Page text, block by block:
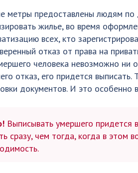
метры предоставлены людям по
жилье, во время
всех, кто
отказ от права на
человека невозможно ни
отказ, его придется
документов. И это
Выписывать умершего придется
сразу, чем тогда, когда в этом